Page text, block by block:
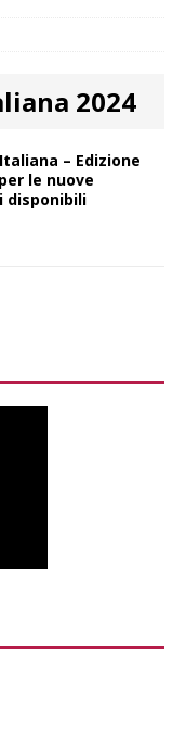
2024
– Edizione
le nuove
disponibili